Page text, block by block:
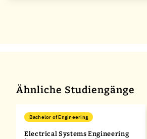
Ähnliche Studiengänge
Bachelor of Engineering
Electrical Systems Engineering